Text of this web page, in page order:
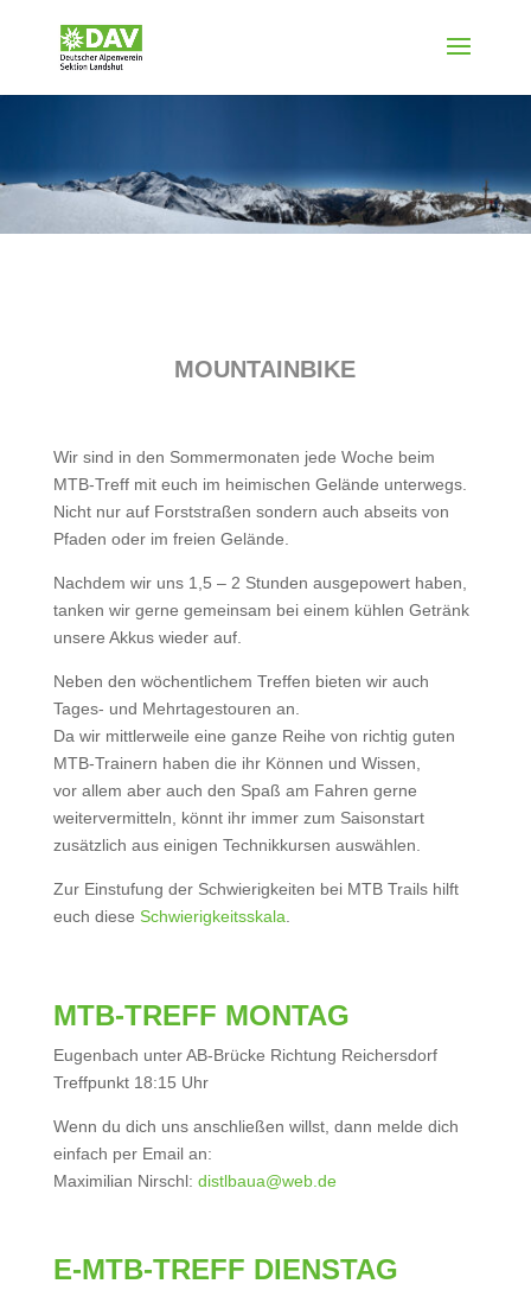
MOUNTAINBIKE
Wir sind in den Sommermonaten jede Woche beim
MTB-Treff mit euch im heimischen Gelände unterwegs.
Nicht nur auf Forststraßen sondern auch abseits von
Pfaden oder im freien Gelände.
Nachdem wir uns 1,5 – 2 Stunden ausgepowert haben,
tanken wir gerne gemeinsam bei einem kühlen Getränk
unsere Akkus wieder auf.
Neben den wöchentlichem Treffen bieten wir auch
Tages- und Mehrtagestouren an.
Da wir mittlerweile eine ganze Reihe von richtig guten
MTB-Trainern haben die ihr Können und Wissen,
vor allem aber auch den Spaß am Fahren gerne
weitervermitteln, könnt ihr immer zum Saisonstart
zusätzlich aus einigen Technikkursen auswählen.
Zur Einstufung der Schwierigkeiten bei MTB Trails hilft
euch diese Schwierigkeitsskala.
MTB-TREFF MONTAG
Eugenbach unter AB-Brücke Richtung Reichersdorf
Treffpunkt 18:15 Uhr
Wenn du dich uns anschließen willst, dann melde dich
einfach per Email an:
Maximilian Nirschl: distlbaua@web.de
E-MTB-TREFF DIENSTAG